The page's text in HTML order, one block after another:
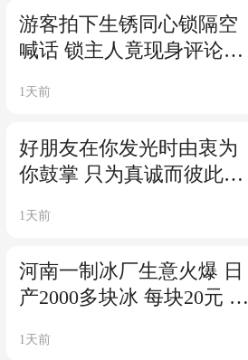
游客拍下生锈同心锁隔空
喊话 锁主人竟现身评论区
的缘分
1天前
好朋友在你发光时由衷为
你鼓掌 只为真诚而彼此照
1天前
河南一制冰厂生意火爆 日
产2000多块冰 每块20元 室
1天前